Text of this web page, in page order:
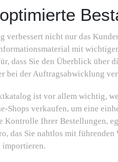
verbessert nicht nur das
mit
dass Sie den Überblick über
bei der Auftragsabwicklung
ist vor allem wichtig,
Shops verkaufen, um eine
Kontrolle Ihrer Bestellungen,
das Sie nahtlos mit
importieren.